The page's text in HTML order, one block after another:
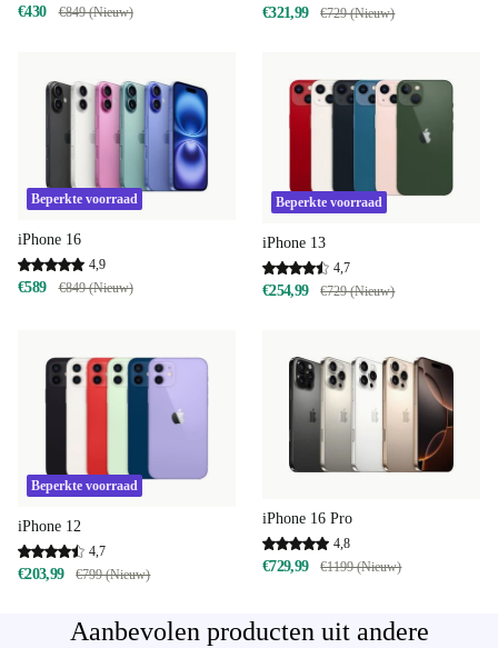
€430 €849 (Nieuw) €321,99 €729 (Nieuw)
Beperkte voorraad
iPhone 16
4,9
€589 €849 (Nieuw)
Beperkte voorraad
iPhone 13
4,7
€254,99 €729 (Nieuw)
Beperkte voorraad
iPhone 12
4,7
€203,99 €799 (Nieuw)
iPhone 16 Pro
4,8
€729,99 €1199 (Nieuw)
Aanbevolen producten uit andere